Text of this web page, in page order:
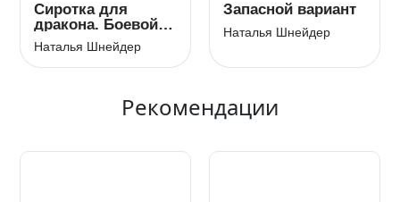
Сиротка для
дракона. Боевой
факультет
Наталья Шнейдер
Запасной вариант
Наталья Шнейдер
Рекомендации